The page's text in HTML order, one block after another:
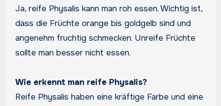
Ja, reife Physalis kann man roh essen. Wichtig ist,
dass die Früchte orange bis goldgelb sind und
angenehm fruchtig schmecken. Unreife Früchte
sollte man besser nicht essen.
Wie erkennt man reife Physalis?
Reife Physalis haben eine kräftige Farbe und eine